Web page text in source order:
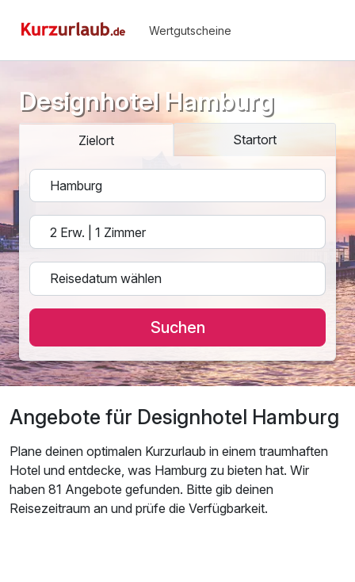
Wertgutscheine
Designhotel Hamburg
Zielort Startort
Suchen
Angebote für Designhotel Hamburg
Plane deinen optimalen Kurzurlaub in einem traumhaften
Hotel und entdecke, was Hamburg zu bieten hat. Wir
haben 81 Angebote gefunden. Bitte gib deinen
Reisezeitraum an und prüfe die Verfügbarkeit.